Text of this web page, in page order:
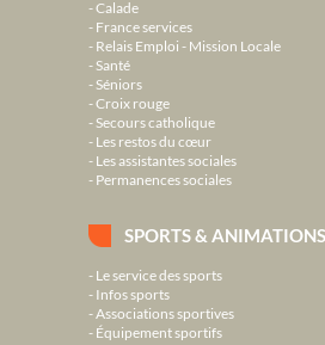
Calade
France services
Relais Emploi - Mission Locale
Santé
Séniors
Croix rouge
Secours catholique
Les restos du cœur
Les assistantes sociales
Permanences sociales
SPORTS & ANIMATIONS
Le service des sports
Infos sports
Associations sportives
Équipement sportifs